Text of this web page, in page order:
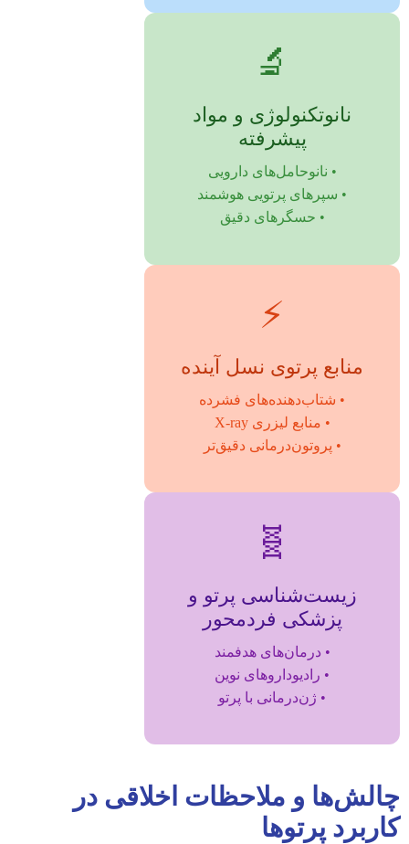
🔬
نانوتکنولوژی و مواد
پیشرفته
• نانوحامل‌های دارویی
• سپرهای پرتویی هوشمند
• حسگرهای دقیق
⚡
منابع پرتوی نسل آینده
• شتاب‌دهنده‌های فشرده
• منابع لیزری X-ray
• پروتون‌درمانی دقیق‌تر
🧬
زیست‌شناسی پرتو و
پزشکی فردمحور
• درمان‌های هدفمند
• رادیوداروهای نوین
• ژن‌درمانی با پرتو
چالش‌ها و ملاحظات اخلاقی در
کاربرد پرتوها